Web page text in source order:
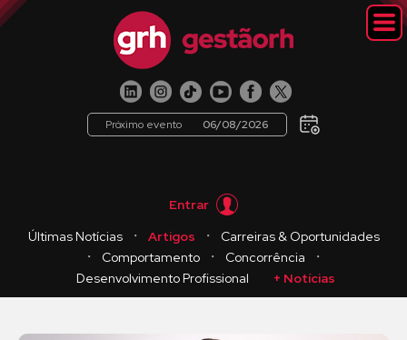
Próximo evento 06/08/2026
Entrar
Últimas Notícias
・ Artigos ・
Carreiras & Oportunidades
・
Comportamento ・ Concorrência
・
Desenvolvimento Profissional
+ Notícias